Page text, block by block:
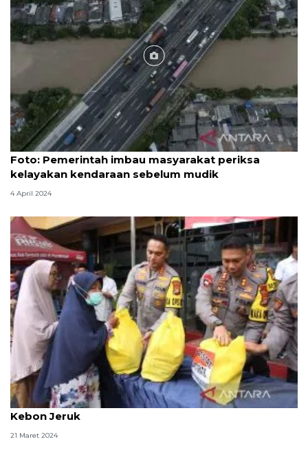
Foto
Foto: Pemerintah imbau masyarakat periksa
kelayakan kendaraan sebelum mudik
4 April 2024
Polisi bagikan 350 paket sembako bagi warga di
Kebon Jeruk
21 Maret 2024